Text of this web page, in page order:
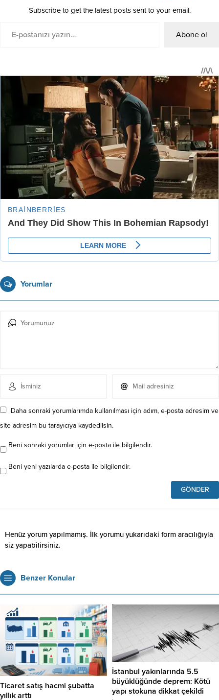
Subscribe to get the latest posts sent to your email.
Abone ol
Yorumlar
Daha sonraki yorumlarımda kullanılması için adım, e-posta adresim ve
site adresim bu tarayıcıya kaydedilsin.
Beni sonraki yorumlar için e-posta ile bilgilendir.
Beni yeni yazılarda e-posta ile bilgilendir.
Henüz yorum yapılmamış. İlk yorumu yukarıdaki form aracılığıyla
siz yapabilirsiniz.
Benzer Konular
Ticaret satış hacmi şubatta
yıllık arttı
İstanbul yakınlarında 5.5
büyüklüğünde deprem: Kötü
yapı stokuna dikkat çekildi